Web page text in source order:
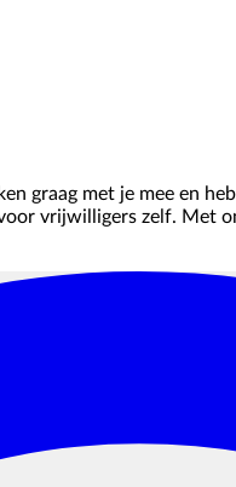
graag met je mee en
vrijwilligers zelf. Met